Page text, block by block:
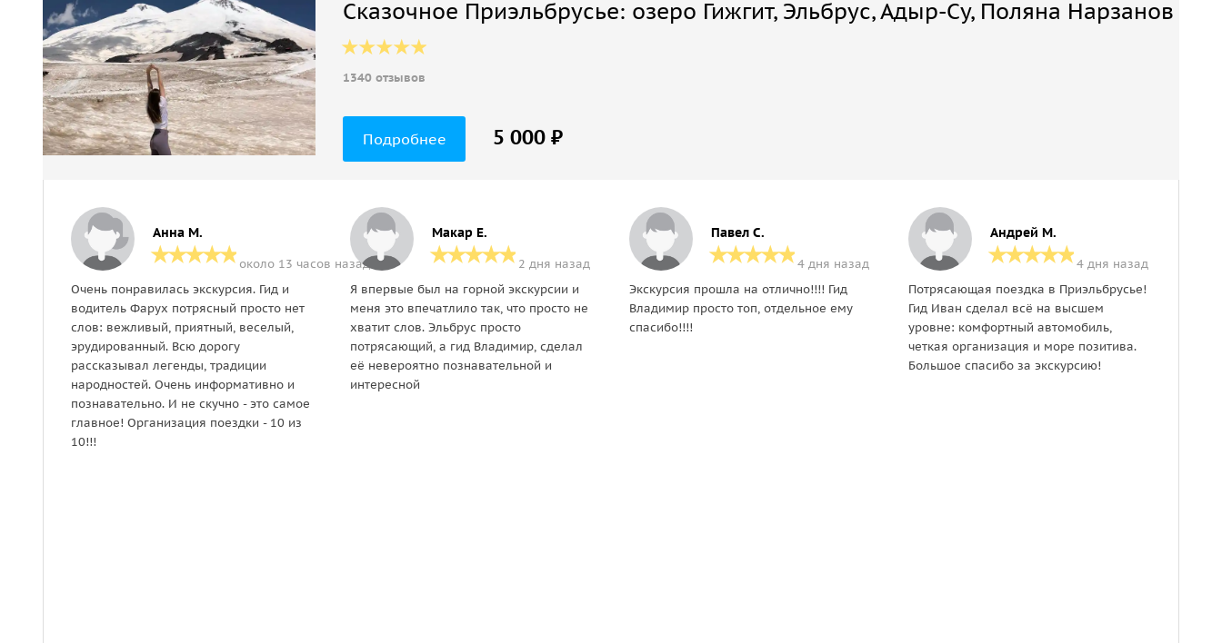
Сказочное Приэльбрусье: озеро Гижгит, Эльбрус, Адыр-Су, Поляна Нарзанов
1340 отзывов
Подробнее 5 000 ₽
Анна М.
около 13 часов назад
Очень понравилась экскурсия. Гид и
водитель Фарух потрясный просто нет
слов: вежливый, приятный, веселый,
эрудированный. Всю дорогу
рассказывал легенды, традиции
народностей. Очень информативно и
познавательно. И не скучно - это самое
главное! Организация поездки - 10 из
10!!!
Макар Е.
2 дня назад
Я впервые был на горной экскурсии и
меня это впечатлило так, что просто не
хватит слов. Эльбрус просто
потрясающий, а гид Владимир, сделал
её невероятно познавательной и
интересной
Павел С.
4 дня назад
Экскурсия прошла на отлично!!!! Гид
Владимир просто топ, отдельное ему
спасибо!!!!
Андрей М.
4 дня назад
Потрясающая поездка в Приэльбрусье!
Гид Иван сделал всё на высшем
уровне: комфортный автомобиль,
четкая организация и море позитива.
Большое спасибо за экскурсию!